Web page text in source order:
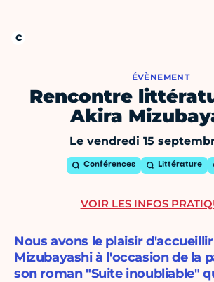
ÉVÈNEMENT
Rencontre
Akira
Le vendredi 15
Conférences Littérature
Nous avons le plaisir
Mizubayashi à l'occasion de la
son roman "Suite inoubliable"
VOIR LES INFOS